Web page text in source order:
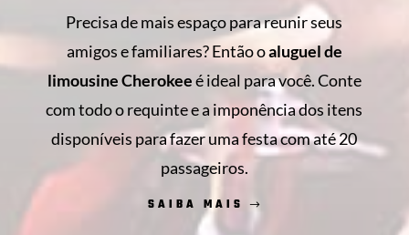
Precisa de mais espaço para reunir seus
amigos e familiares? Então oaluguel de
limousine Cherokeeé ideal para você. Conte
com todo o requinte e a imponência dos itens
disponíveis para fazer uma festa com até 20
passageiros.
SAIBA MAIS